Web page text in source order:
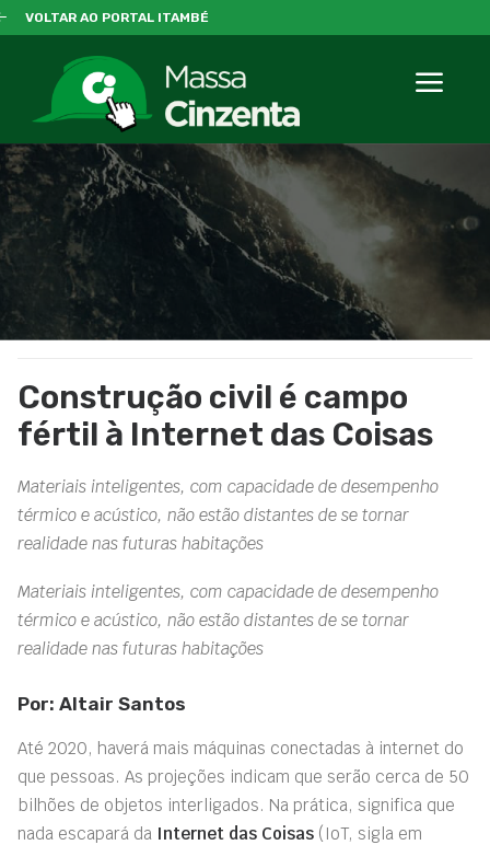
VOLTAR AO PORTAL ITAMBÉ
Construção civil é campo
fértil à Internet das Coisas
Materiais inteligentes, com capacidade de desempenho
térmico e acústico, não estão distantes de se tornar
realidade nas futuras habitações
Materiais inteligentes, com capacidade de desempenho
térmico e acústico, não estão distantes de se tornar
realidade nas futuras habitações
Por: Altair Santos
Até 2020, haverá mais máquinas conectadas à internet do
que pessoas. As projeções indicam que serão cerca de 50
bilhões de objetos interligados. Na prática, significa que
nada escapará da Internet das Coisas (IoT, sigla em